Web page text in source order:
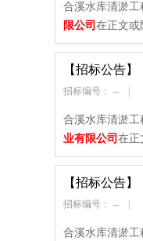
合溪水库清淤工
限公司 在正文或
【招标公告】
招标编号： --
合溪水库清淤工
业有限公司 在正
【招标公告】
招标编号： --
合溪水库清淤